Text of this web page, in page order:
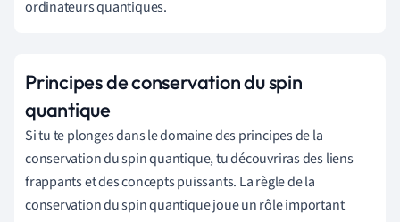
ordinateurs quantiques.
Principes de conservation du spin
quantique
Si tu te plonges dans le domaine des principes de la
conservation du spin quantique, tu découvriras des liens
frappants et des concepts puissants. La règle de la
conservation du spin quantique joue un rôle important